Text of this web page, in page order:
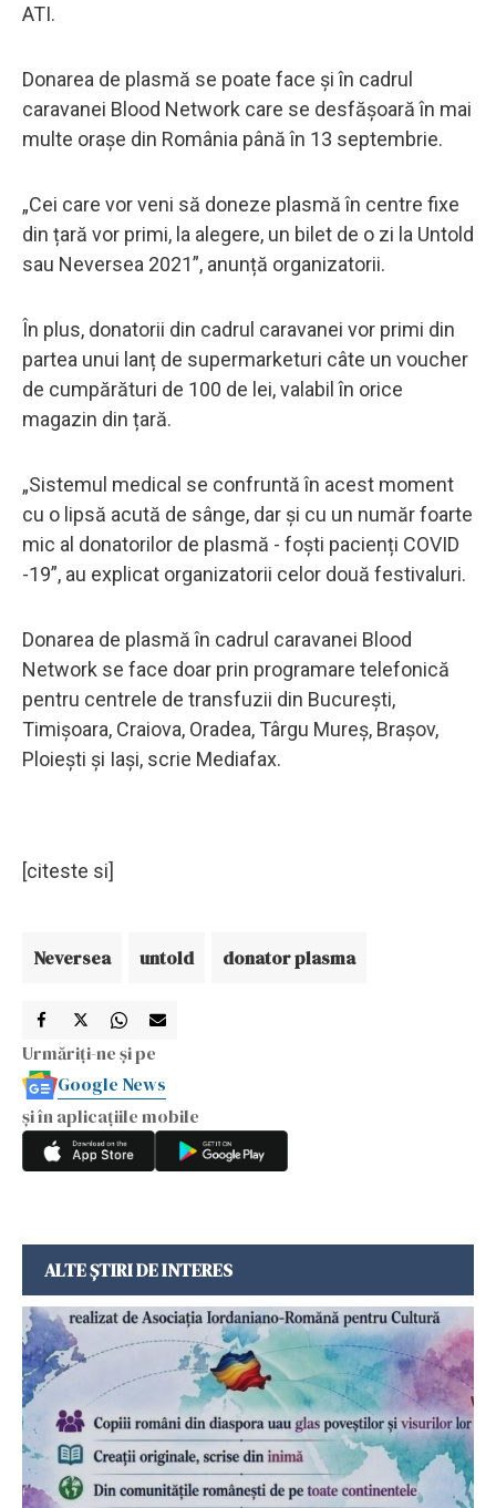
ATI.
Donarea de plasmă se poate face și în cadrul
caravanei Blood Network care se desfășoară în mai
multe orașe din România până în 13 septembrie.
„Cei care vor veni să doneze plasmă în centre fixe
din țară vor primi, la alegere, un bilet de o zi la Untold
sau Neversea 2021”, anunță organizatorii.
În plus, donatorii din cadrul caravanei vor primi din
partea unui lanț de supermarketuri câte un voucher
de cumpărături de 100 de lei, valabil în orice
magazin din țară.
„Sistemul medical se confruntă în acest moment
cu o lipsă acută de sânge, dar și cu un număr foarte
mic al donatorilor de plasmă - foști pacienți COVID
-19”, au explicat organizatorii celor două festivaluri.
Donarea de plasmă în cadrul caravanei Blood
Network se face doar prin programare telefonică
pentru centrele de transfuzii din București,
Timișoara, Craiova, Oradea, Târgu Mureș, Brașov,
Ploiești și Iași, scrie Mediafax.
[citeste si]
Neversea untold donator plasma
Urmăriți-ne și pe
Google News
și în aplicațiile mobile
ALTE ȘTIRI DE INTERES